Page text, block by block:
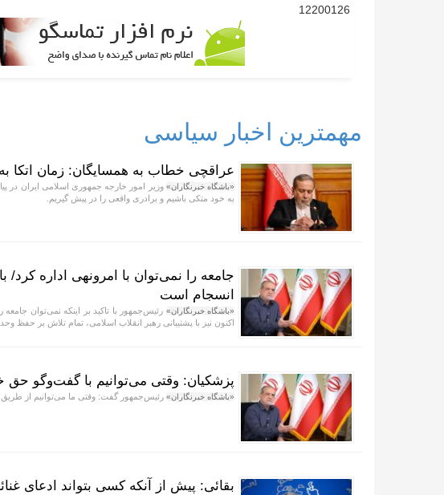
12200126
مهمترین اخبار سیاسی
عراقچی خطاب به همسایگان: زمان اتکا
«باشگاه خبرنگاران» وزیر امور خارجه جمهوری اسلامی ایران در
به خود متکی باشیم و برادری واقعی را در پیش گیریم.
جامعه را نمی‌توان با امرونهی اداره
انسجام است
«باشگاه خبرنگاران» رئیس‌جمهور با تاکید بر اینکه نمی‌توان جامعه
اکنون نیز با پشتیبانی رهبر انقلاب اسلامی، تمام تلاش بر حفظ
پزشکیان: وقتی می‌توانیم با گفت‌و‌گو حق
«باشگاه خبرنگاران» رئیس‌جمهور گفت: وقتی ما می‌توانیم از طریق
بقائی: پیش از آنکه کسی بتواند ادعای